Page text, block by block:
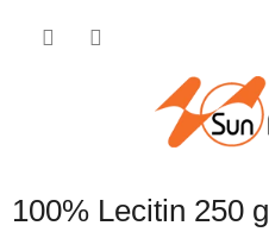
100% Lecitin 250 g